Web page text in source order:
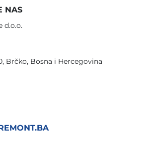
NAS
d.o.o.
Brčko, Bosna i Hercegovina